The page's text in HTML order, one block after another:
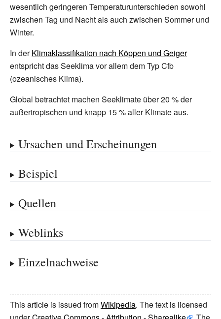
wesentlich geringeren Temperaturunterschieden sowohl
zwischen Tag und Nacht als auch zwischen Sommer und
Winter.
In derKlimaklassifikation nach Köppen und Geiger
entspricht das Seeklima vor allem dem Typ Cfb
(ozeanisches Klima).
Global betrachtet machen Seeklimate über 20 % der
außertropischen und knapp 15% aller Klimate aus.
Ursachen und Erscheinungen
Beispiel
Quellen
Weblinks
Einzelnachweise
This article is issued fromWikipedia. The text is licensed